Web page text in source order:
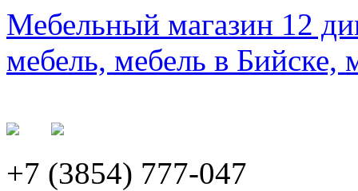
Мебельный магазин 12
мебель, мебель в Бийске,
+7 (3854) 777-047